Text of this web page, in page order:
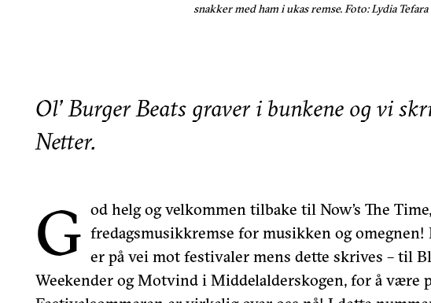
snakker med ham i ukas remse. Foto: Lydia Tefara
Ol’ Burger Beats graver i bunkene og vi
Netter.
G od helg og velkommen tilbake til Now’s The
fredagsmusikkremse for musikken og omegnen!
er på vei mot festivaler mens dette skrives – til
Weekender og Motvind i Middelalderskogen, for å være